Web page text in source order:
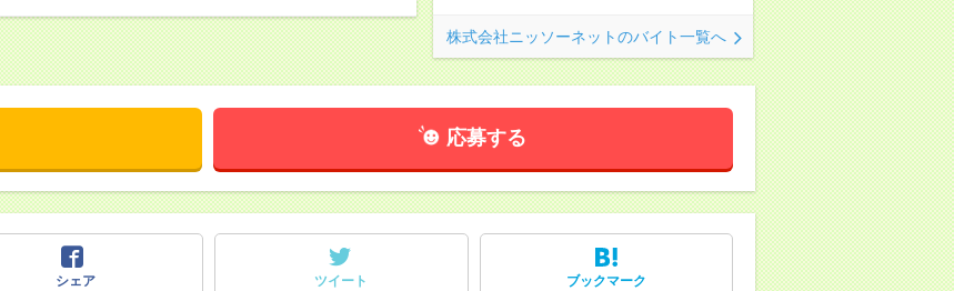
株式会社ニッソーネットのバイト一覧へ
応募する
シェア
ツイート ブックマーク